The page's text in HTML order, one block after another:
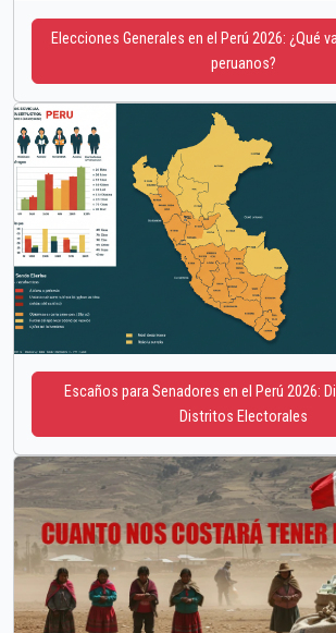
Elecciones Generales en el Perú 2026: ¿Qué
peruanos?
Escaños para Senadores en el Perú 2026:
Distritos Electorales